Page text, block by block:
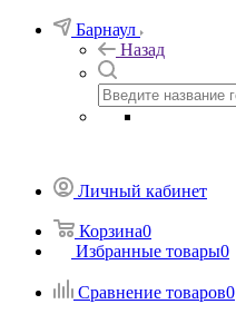
Барнаул
Назад
Личный кабинет
Корзина0
Избранные товары0
Сравнение товаров0